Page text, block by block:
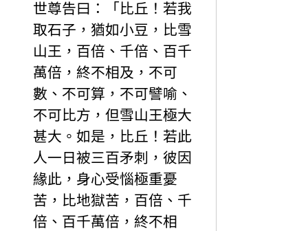
世尊告曰：「比丘！若我
取石子，猶如小豆，比雪
山王，百倍、千倍、百千
萬倍，終不相及，不可
數、不可算，不可譬喻、
不可比方，但雪山王極大
甚大。如是，比丘！若此
人一日被三百矛刺，彼因
緣此，身心受惱極重憂
苦，比地獄苦，百倍、千
倍、百千萬倍，終不相